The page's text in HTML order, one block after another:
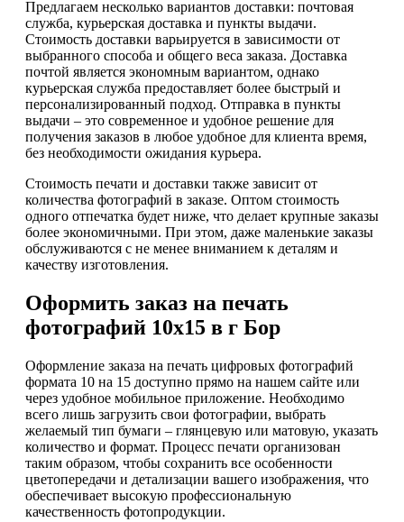
Предлагаем несколько вариантов доставки: почтовая
служба, курьерская доставка и пункты выдачи.
Стоимость доставки варьируется в зависимости от
выбранного способа и общего веса заказа. Доставка
почтой является экономным вариантом, однако
курьерская служба предоставляет более быстрый и
персонализированный подход. Отправка в пункты
выдачи – это современное и удобное решение для
получения заказов в любое удобное для клиента время,
без необходимости ожидания курьера.
Стоимость печати и доставки также зависит от
количества фотографий в заказе. Оптом стоимость
одного отпечатка будет ниже, что делает крупные заказы
более экономичными. При этом, даже маленькие заказы
обслуживаются с не менее вниманием к деталям и
качеству изготовления.
Оформить заказ на печать
фотографий 10х15 в г Бор
Оформление заказа на печать цифровых фотографий
формата 10 на 15 доступно прямо на нашем сайте или
через удобное мобильное приложение. Необходимо
всего лишь загрузить свои фотографии, выбрать
желаемый тип бумаги – глянцевую или матовую, указать
количество и формат. Процесс печати организован
таким образом, чтобы сохранить все особенности
цветопередачи и детализации вашего изображения, что
обеспечивает высокую профессиональную
качественность фотопродукции.